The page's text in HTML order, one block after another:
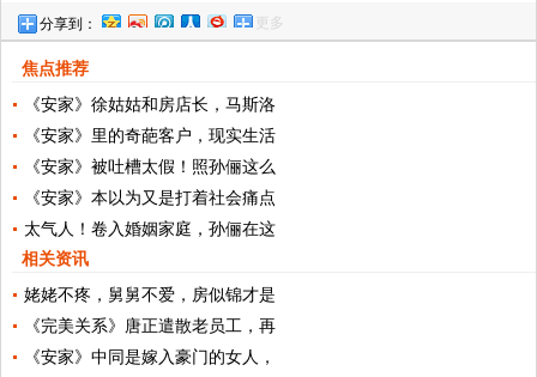
分享到： 更多
焦点推荐
《安家》徐姑姑和房店长，马斯洛
《安家》里的奇葩客户，现实生活
《安家》被吐槽太假！照孙俪这么
《安家》本以为又是打着社会痛点
太气人！卷入婚姻家庭，孙俪在这
相关资讯
姥姥不疼，舅舅不爱，房似锦才是
《完美关系》唐正遣散老员工，再
《安家》中同是嫁入豪门的女人，